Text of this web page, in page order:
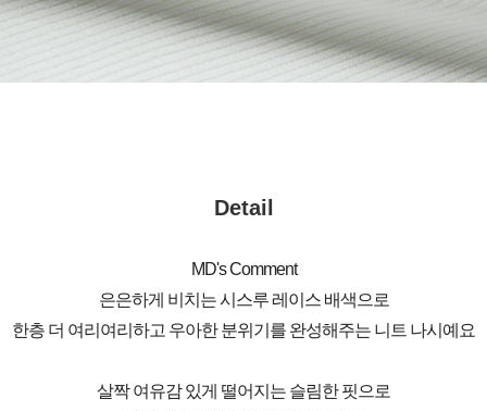
Detail
MD's Comment
은은하게 비치는 시스루 레이스 배색으로
한층 더 여리여리하고 우아한 분위기를 완성해주는 니트 나시예요
살짝 여유감 있게 떨어지는 슬림한 핏으로